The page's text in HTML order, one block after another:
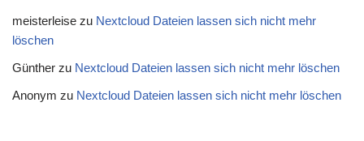
meisterleise zu Nextcloud Dateien lassen sich nicht mehr
löschen
Günther zu Nextcloud Dateien lassen sich nicht mehr löschen
Anonym zu Nextcloud Dateien lassen sich nicht mehr löschen